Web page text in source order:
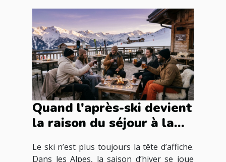
Quand l'après-ski devient
la raison du séjour à la
Le ski n’est plus toujours la tête d’affiche.
Dans les Alpes, la saison d’hiver se joue